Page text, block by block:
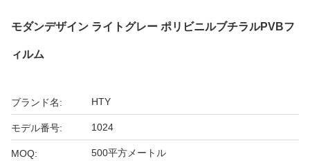
モダンデザイン ライトグレー ポリビニルブチラルPVBフ
ィルム
ブランド名: HTY
モデル番号: 1024
MOQ: 500平方メートル